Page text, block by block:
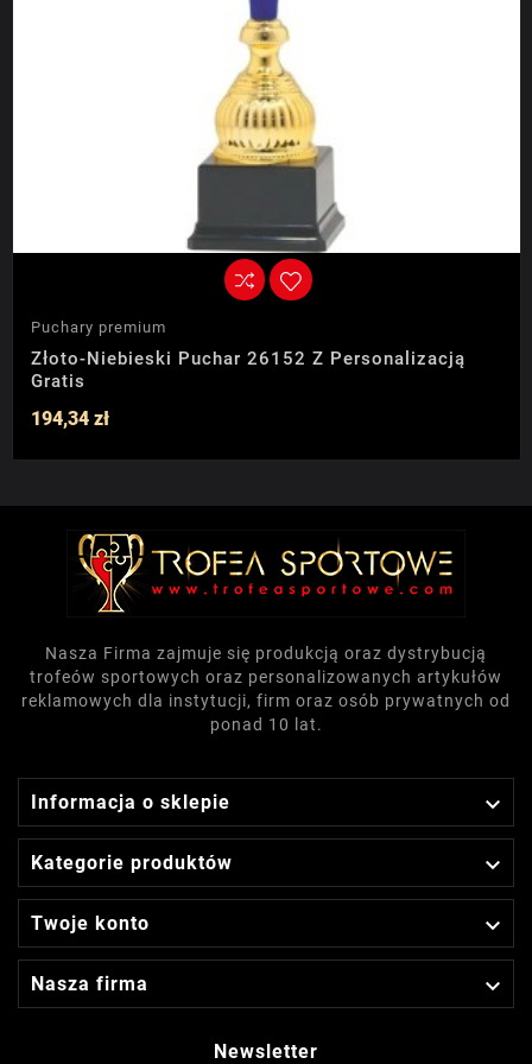
Puchary premium
Złoto-Niebieski Puchar 26152 Z Personalizacją
Gratis
194,34 zł
Nasza Firma zajmuje się produkcją oraz dystrybucją
trofeów sportowych oraz personalizowanych artykułów
reklamowych dla instytucji, firm oraz osób prywatnych od
ponad 10 lat.
Informacja o sklepie 
Kategorie produktów 
Twoje konto 
Nasza firma 
Newsletter